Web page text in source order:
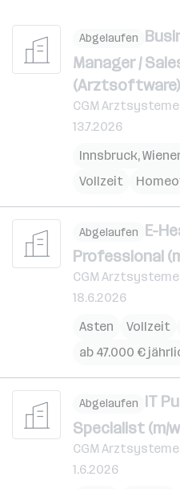
Abgelaufen
Manager /
(Arztsoftware)
CGM
13.7.2026
Innsbruck,
Vollzeit
Abgelaufen E-
Professional
CGM
18.6.2026
Asten
Vollzeit
ab 47.000 €
Abgelaufen IT
Specialist (m/
CGM
1.6.2026